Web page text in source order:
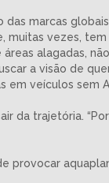
marcas
muitas vezes, tem
alagadas,
a visão de
veículos sem
da trajetória.
provocar